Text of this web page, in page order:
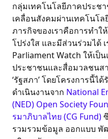
กลุ่มเทคโนโลยีภาคประช
เคลื่อนสังคมผ่านเทคโนโ
ภารกิจของเราคือการทำใ
โปร่งใส และมีส่วนร่วมได้
Parliament Watch ให้เป็
ประชาชนและสื่อมวลชนส
‘รัฐสภา’ โดยโครงการนี้
ดำเนินงานจาก National
(NED) Open Society
รมาภิบาลไทย (CG Fund)
รวมรวมข้อมูล ออกแบบ พั